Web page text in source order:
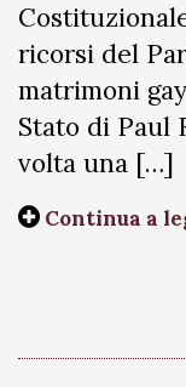
ricorsi del
matrimoni
Stato di Paul
volta una […]
Continua a